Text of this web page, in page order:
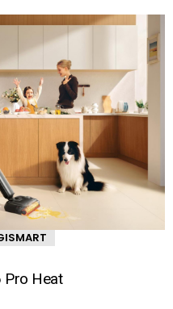
Pro Heat